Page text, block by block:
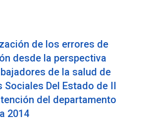
de los errores de
desde la perspectiva
de la salud de
Sociales Del Estado de II
del departamento
2014